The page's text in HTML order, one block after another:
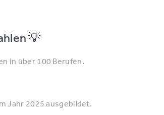
💡
in über 100 Berufen.
Jahr 2025 ausgebildet.